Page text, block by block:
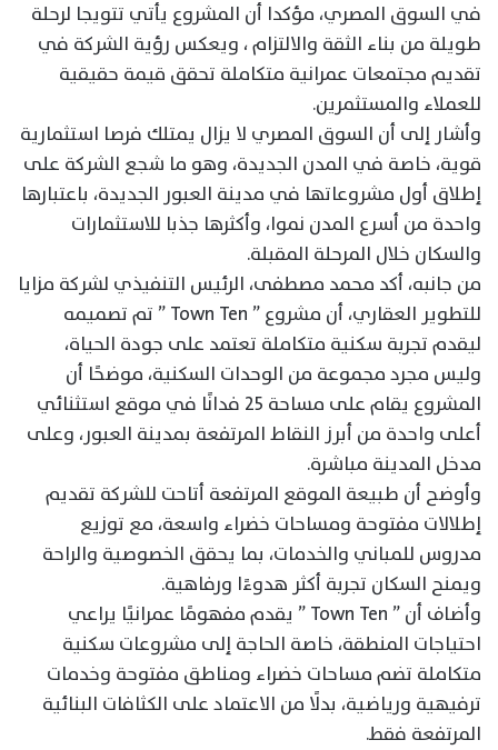
في السوق المصري، مؤكدا أن المشروع يأتي تتويجا لرحلة
طويلة من بناء الثقة والالتزام ، ويعكس رؤية الشركة في
تقديم مجتمعات عمرانية متكاملة تحقق قيمة حقيقية
للعملاء والمستثمرين.
وأشار إلى أن السوق المصري لا يزال يمتلك فرصا استثمارية
قوية، خاصة في المدن الجديدة، وهو ما شجع الشركة على
إطلاق أول مشروعاتها في مدينة العبور الجديدة، باعتبارها
واحدة من أسرع المدن نموا، وأكثرها جذبا للاستثمارات
والسكان خلال المرحلة المقبلة.
من جانبه، أكد محمد مصطفى، الرئيس التنفيذي لشركة مزايا
للتطوير العقاري، أن مشروع ” Town Ten ” تم تصميمه
ليقدم تجربة سكنية متكاملة تعتمد على جودة الحياة،
وليس مجرد مجموعة من الوحدات السكنية، موضحًا أن
المشروع يقام على مساحة 25 فدانًا في موقع استثنائي
أعلى واحدة من أبرز النقاط المرتفعة بمدينة العبور، وعلى
مدخل المدينة مباشرة.
وأوضح أن طبيعة الموقع المرتفعة أتاحت للشركة تقديم
إطلالات مفتوحة ومساحات خضراء واسعة، مع توزيع
مدروس للمباني والخدمات، بما يحقق الخصوصية والراحة
ويمنح السكان تجربة أكثر هدوءًا ورفاهية.
وأضاف أن ” Town Ten ” يقدم مفهومًا عمرانيًا يراعي
احتياجات المنطقة، خاصة الحاجة إلى مشروعات سكنية
متكاملة تضم مساحات خضراء ومناطق مفتوحة وخدمات
ترفيهية ورياضية، بدلًا من الاعتماد على الكثافات البنائية
المرتفعة فقط.